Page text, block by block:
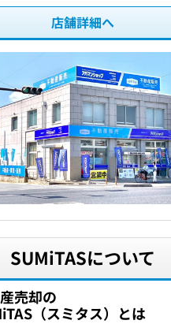
店舗詳細へ
SUMiTASについて
売却の
（スミタス）とは